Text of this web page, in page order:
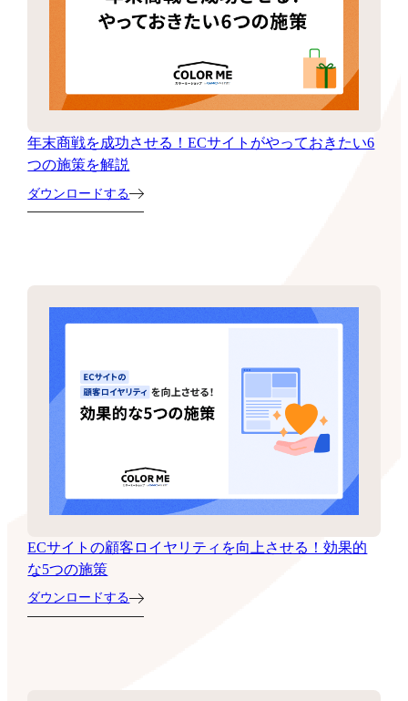
年末商戦を成功させる！ECサイトがやっておきたい6
つの施策を解説
ダウンロードする
ECサイトの顧客ロイヤリティを向上させる！効果的
な5つの施策
ダウンロードする